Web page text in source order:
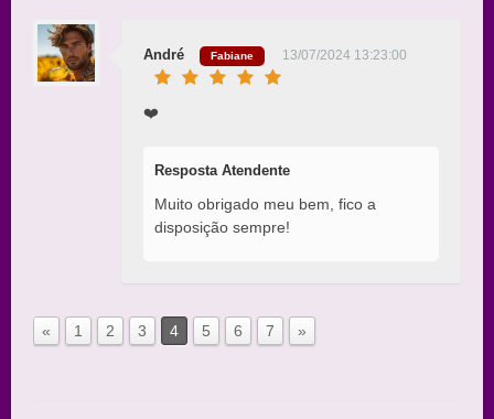
André Fabiane 13/07/2024 13:23:00
❤️
Resposta Atendente
Muito obrigado meu bem, fico a
disposição sempre!
« 1 2 3 4 5 6 7 »